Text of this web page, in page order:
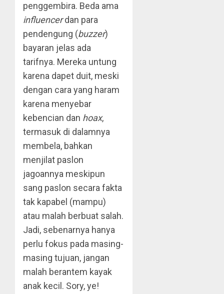
penggembira. Beda ama
influencerdan para
pendengung (buzzer)
bayaran jelas ada
tarifnya. Mereka untung
karena dapet duit, meski
dengan cara yang haram
karena menyebar
kebencian dan hoax,
termasuk di dalamnya
membela, bahkan
menjilat paslon
jagoannya meskipun
sang paslon secara fakta
tak kapabel (mampu)
atau malah berbuat salah.
Jadi, sebenarnya hanya
perlu fokus pada masing-
masing tujuan, jangan
malah berantem kayak
anak kecil. Sory, ye!